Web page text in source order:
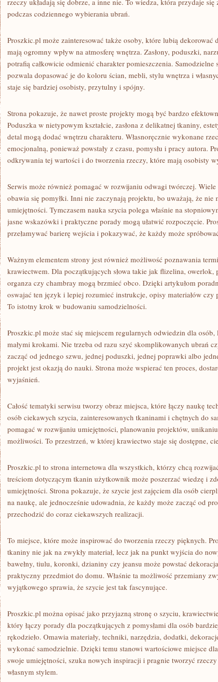
rzeczy układają się dobrze, a inne nie. To wiedza, która przydaje
podczas codziennego wybierania ubrań.
Proszkic.pl może zainteresować także osoby, które lubią dekorować
mają ogromny wpływ na atmosferę wnętrza. Zasłony, poduszki,
potrafią całkowicie odmienić charakter pomieszczenia.
pozwala dopasować je do koloru ścian, mebli, stylu wnętrza i
staje się bardziej osobisty, przytulny i spójny.
Strona pokazuje, że nawet proste projekty mogą być bardzo
Poduszka w nietypowym kształcie, zasłona z delikatnej tkaniny,
detal mogą dodać wnętrzu charakteru. Własnoręcznie wykonane
emocjonalną, ponieważ powstały z czasu, pomysłu i pracy autora.
odkrywania tej wartości i do tworzenia rzeczy, które mają osobisty
Serwis może również pomagać w rozwijaniu odwagi twórczej. Wiele
obawia się pomyłki. Inni nie zaczynają projektu, bo uważają, że nie
umiejętności. Tymczasem nauka szycia polega właśnie na
jasne wskazówki i praktyczne porady mogą ułatwić rozpoczęcie.
przełamywać barierę wejścia i pokazywać, że każdy może
Ważnym elementem strony jest również możliwość poznawania
krawiectwem. Dla początkujących słowa takie jak flizelina,
organza czy chambray mogą brzmieć obco. Dzięki artykułom
oswajać ten język i lepiej rozumieć instrukcje, opisy materiałów
To istotny krok w budowaniu samodzielności.
Proszkic.pl może stać się miejscem regularnych odwiedzin dla
małymi krokami. Nie trzeba od razu szyć skomplikowanych ubrań
zacząć od jednego szwu, jednej poduszki, jednej poprawki albo
projekt jest okazją do nauki. Strona może wspierać ten proces,
wyjaśnień.
Całość tematyki serwisu tworzy obraz miejsca, które łączy naukę
osób ciekawych szycia, zainteresowanych tkaninami i chętnych do
pomagać w rozwijaniu umiejętności, planowaniu projektów,
możliwości. To przestrzeń, w której krawiectwo staje się dostępne,
Proszkic.pl to strona internetowa dla wszystkich, którzy chcą
treściom dotyczącym tkanin użytkownik może poszerzać wiedzę i
umiejętności. Strona pokazuje, że szycie jest zajęciem dla osób
na naukę, ale jednocześnie udowadnia, że każdy może zacząć od
przechodzić do coraz ciekawszych realizacji.
To miejsce, które może inspirować do tworzenia rzeczy pięknych.
tkaniny nie jak na zwykły materiał, lecz jak na punkt wyjścia do
bawełny, tiulu, koronki, dzianiny czy jeansu może powstać
praktyczny przedmiot do domu. Właśnie ta możliwość przemiany
wyjątkowego sprawia, że szycie jest tak fascynujące.
Proszkic.pl można opisać jako przyjazną stronę o szyciu,
który łączy porady dla początkujących z pomysłami dla osób
rękodzieło. Omawia materiały, techniki, narzędzia, dodatki,
wykonać samodzielnie. Dzięki temu stanowi wartościowe miejsce
swoje umiejętności, szuka nowych inspiracji i pragnie tworzyć
własnym stylem.